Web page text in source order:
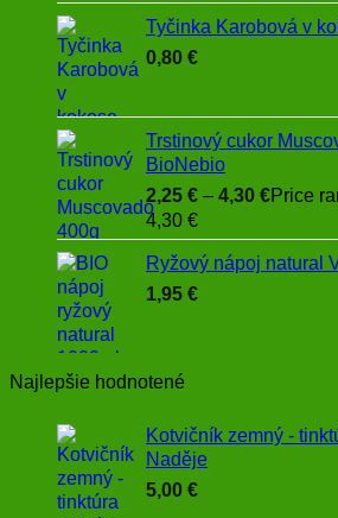
Tyčinka Karobová v
0,80 €
Trstinový cukor
BioNebio
2,25 € – 4,30 €Price
4,30 €
Ryžový nápoj natural
1,95 €
Najlepšie hodnotené
Kotvičník zemný -
Naděje
5,00 €